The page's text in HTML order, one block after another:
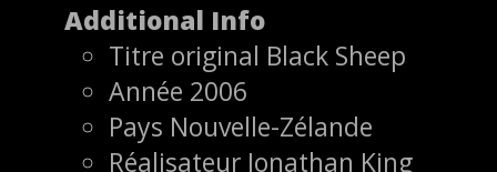
Additional Info
Titre original Black Sheep
Année 2006
Pays Nouvelle-Zélande
Réalisateur Jonathan King